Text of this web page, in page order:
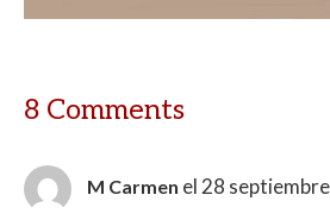
8 Comments
M Carmen el 28